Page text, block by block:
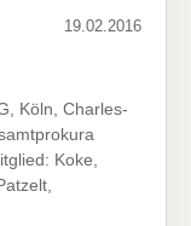
19.02.2016
Köln, Charles-
Koke,